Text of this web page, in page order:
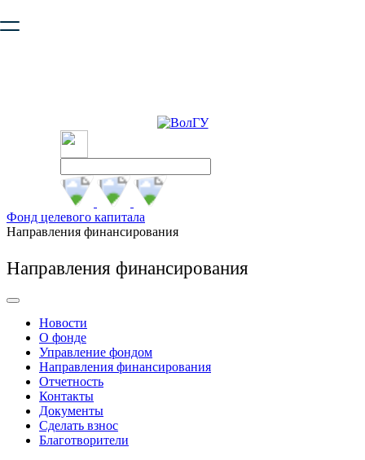
безопасную работу с сайтом. Пожалуйста
Фонд целевого капитала
Направления финансирования
Направления финансирования
Новости
О фонде
Управление фондом
Направления финансирования
Отчетность
Контакты
Документы
Сделать взнос
Благотворители